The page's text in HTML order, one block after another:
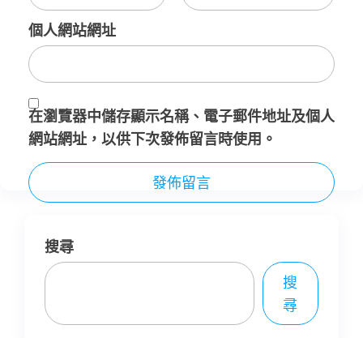
個人網站網址
在瀏覽器中儲存顯示名稱、電子郵件地址及個人
網站網址，以供下次發佈留言時使用。
搜尋
搜
尋